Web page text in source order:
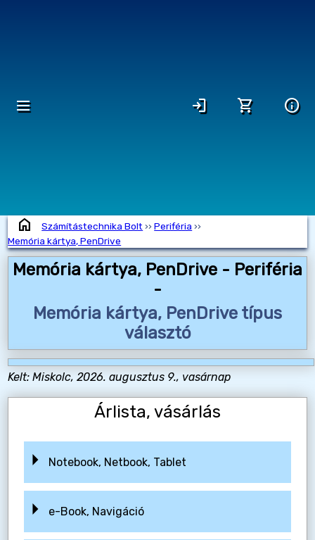
dehaze login shopping_cart info
home Számítástechnika Bolt ››Periféria ››
Memória kártya, PenDrive
Memória kártya, PenDrive - Periféria
-
Memória kártya, PenDrive típus
választó
Kelt: Miskolc, 2026. augusztus 9., vasárnap
Árlista, vásárlás
Notebook, Netbook, Tablet
e-Book, Navigáció